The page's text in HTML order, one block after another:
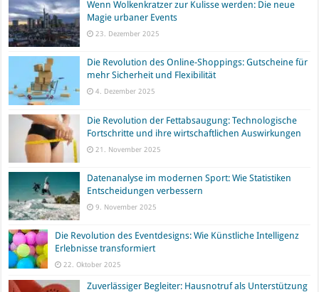
Wenn Wolkenkratzer zur Kulisse werden: Die neue
Magie urbaner Events
23. Dezember 2025
Die Revolution des Online-Shoppings: Gutscheine für
mehr Sicherheit und Flexibilität
4. Dezember 2025
Die Revolution der Fettabsaugung: Technologische
Fortschritte und ihre wirtschaftlichen Auswirkungen
21. November 2025
Datenanalyse im modernen Sport: Wie Statistiken
Entscheidungen verbessern
9. November 2025
Die Revolution des Eventdesigns: Wie Künstliche Intelligenz
Erlebnisse transformiert
22. Oktober 2025
Zuverlässiger Begleiter: Hausnotruf als Unterstützung